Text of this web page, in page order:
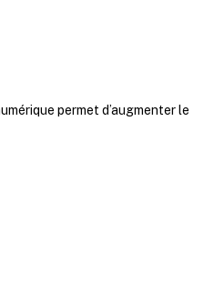
permet d’augmenter le